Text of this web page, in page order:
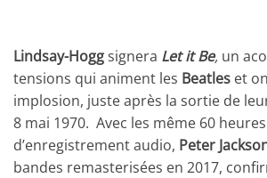
Lindsay-Hoggsignera Let it Be, un
tensions qui animent les Beatles et
implosion, juste après la sortie de
8 mai 1970. Avec les même 60
d’enregistrement audio, Peter
bandes remasterisées en 2017,